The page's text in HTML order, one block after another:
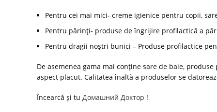
Pentru cei mai mici- creme igienice pentru copii,
Pentru părinți- produse de îngrijire profilactică a
Pentru dragii noștri bunici – Produse profilactice
De asemenea gama mai conține sare de baie,
aspect placut. Calitatea înaltă a produselor se
Încearcă și tu Домашний Доктор !